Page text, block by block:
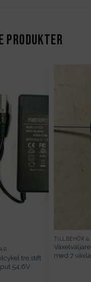
PRODUKTER
tre stift
54,6V
TILLBEHÖR &
med 7